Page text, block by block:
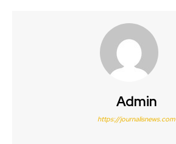
Admin
https://journalisnews.com